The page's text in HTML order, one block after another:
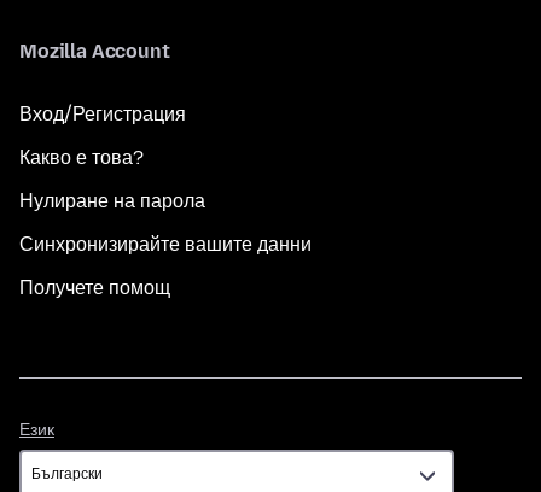
Mozilla Account
Вход/Регистрация
Какво е това?
Нулиране на парола
Синхронизирайте вашите данни
Получете помощ
Език